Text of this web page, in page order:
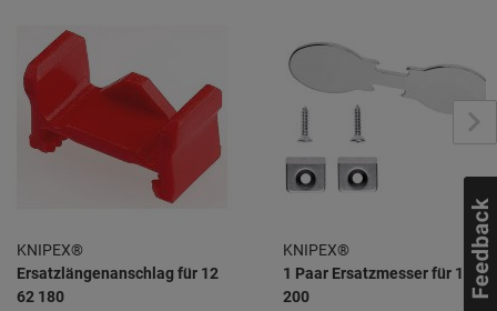
KNIPEX®
Ersatzlängenanschlag für 12
62 180
KNIPEX®
1 Paar Ersatzmesser für 12 40
200